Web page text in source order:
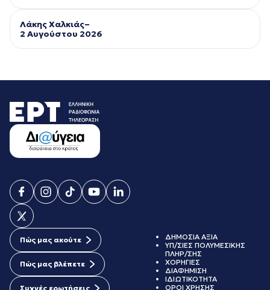
Λάκης Χαλκιάς–
2 Αυγούστου 2026
Πώς μας ακούτε
Πώς μας βλέπετε
Συχνές ερωτήσεις
ΔΗΜΟΣΙΑ ΑΞΙΑ
ΥΠ/ΣΙΕΣ ΠΟΛΥΜΕΣΙΚΗΣ
ΠΛΗΡ/ΣΗΣ
ΧΟΡΗΓΙΕΣ
ΔΙΑΦΗΜΙΣΗ
ΙΔΙΩΤΙΚΟΤΗΤΑ
ΟΡΟΙ ΧΡΗΣΗΣ